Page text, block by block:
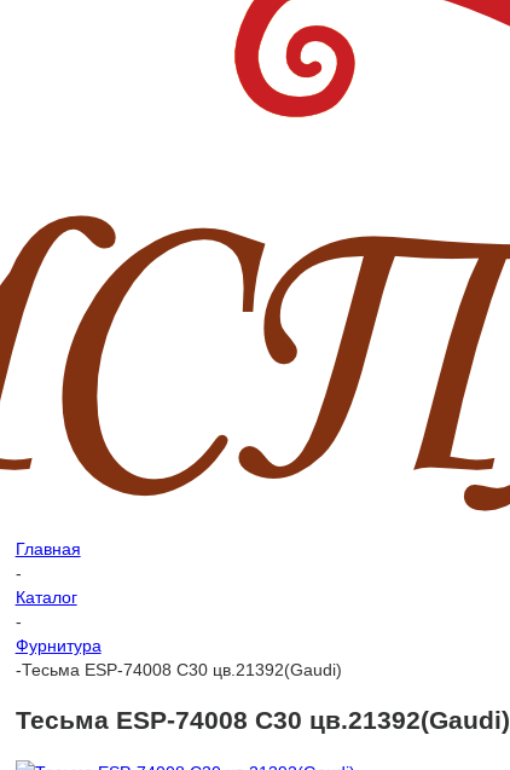
Главная
-
Каталог
-
Фурнитура
-Тесьма ESP-74008 C30 цв.21392(Gaudi)
Тесьма ESP-74008 C30 цв.21392(Gaudi)